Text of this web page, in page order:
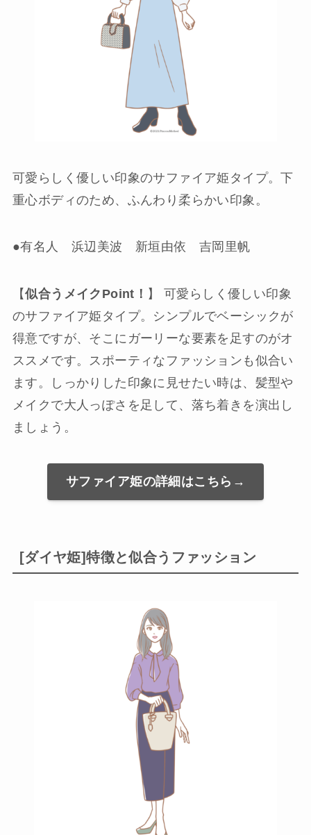
可愛らしく優しい印象のサファイア姫タイプ。下
重心ボディのため、ふんわり柔らかい印象。
●有名人 浜辺美波 新垣由依 吉岡里帆
【似合うメイクPoint！ 】 可愛らしく優しい印象
のサファイア姫タイプ。シンプルでベーシックが
得意ですが、そこにガーリーな要素を足すのがオ
ススメです。スポーティなファッションも似合い
ます。しっかりした印象に見せたい時は、髪型や
メイクで大人っぽさを足して、落ち着きを演出し
ましょう。
サファイア姫の詳細はこちら→
[ダイヤ姫]特徴と似合うファッション